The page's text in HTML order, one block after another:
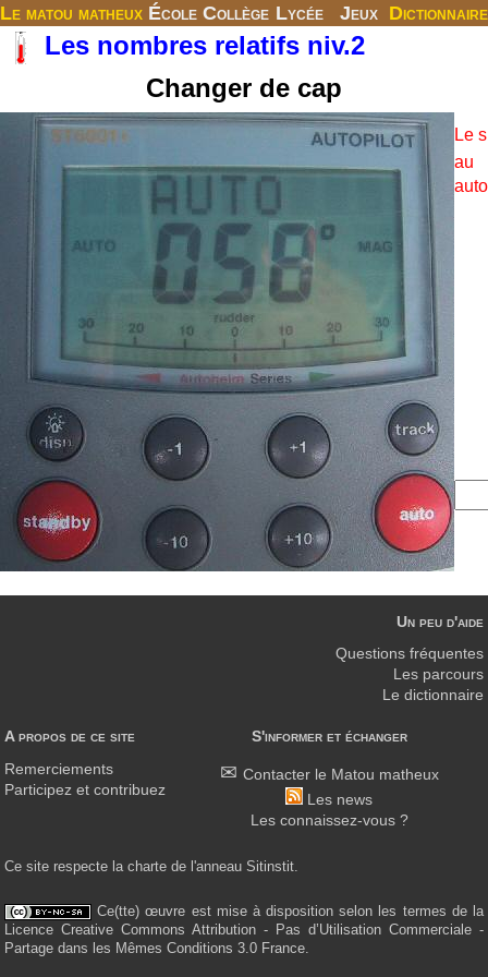
Le matou matheux École Collège Lycée Jeux Dictionnaire
Les nombres relatifs niv.2
Changer de cap
Le
au
A propos de ce site
Remerciements
Participez et contribuez
S'informer et échanger
Contacter le Matou matheux
Les news
Les connaissez-vous ?
Un peu d'aide
Questions fréquentes
Les parcours
Le dictionnaire
Ce site respecte la charte de l'anneau Sitinstit.
Ce(tte) œuvre est mise à disposition selon les termes de la
Licence Creative Commons Attribution - Pas d’Utilisation Commerciale -
Partage dans les Mêmes Conditions 3.0 France.